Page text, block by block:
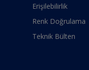
Erişilebilirlik
Renk Doğrulama
Teknik Bülten